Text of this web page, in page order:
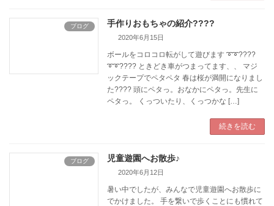
ブログ 手作りおもちゃの紹介????
2020年6月15日
ボールをコロコロ転がして遊びます ➰➰????
➰➰????️ ときどき車がつまってます、、 マジ
ックテープでペタペタ 春は桜が満開になりまし
た???? 頭にペタっ。おなかにペタっ。先生に
ペタっ。 くっついたり、くっつかな […]
続きを読む
ブログ 児童遊園へお散歩♪
2020年6月12日
暑い中でしたが、みんなで児童遊園へお散歩に
でかけました。 手を繋いで歩くことにも慣れて